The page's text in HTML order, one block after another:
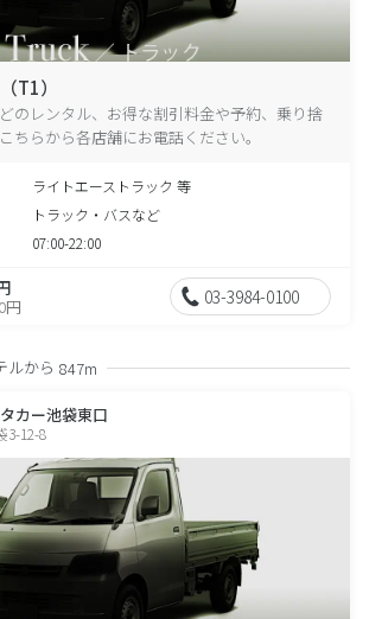
T1）
のレンタル、お得な割引料金や予約、乗り捨
ちらから各店舗にお電話ください。
ライトエーストラック 等
トラック・バスなど
07:00-22:00
円 03-3984-0100
ルから 847m
カー池袋東口
3-12-8